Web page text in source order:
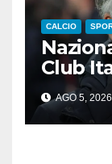
CALCIO
Club
AGO 5, 2026